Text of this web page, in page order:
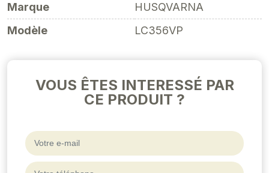
Marque
HUSQVARNA
Modèle
LC356VP
VOUS ÊTES INTERESSÉ PAR
CE PRODUIT ?